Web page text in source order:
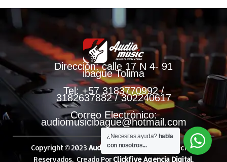
Dirección: calle 17 N 4- 91
ibague Tolima
Tel: +57 3183770992 /
3182637882 / 302240617
Correo Electrónico:
audiomusicibague@hotmail.com
Copyright © 2023 Audio Music.Todos Los Derechos
Reservados. Creado PorClickfive Agencia Digital.
¿Necesitas ayuda? habla
con nosotros...